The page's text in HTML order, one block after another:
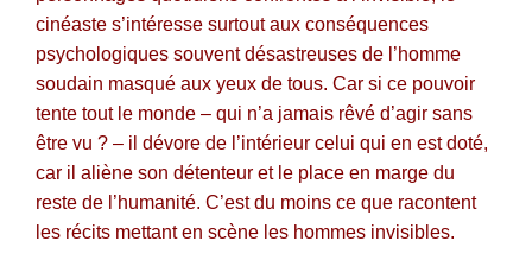
cinéaste s’intéresse surtout aux conséquences
psychologiques souvent désastreuses de l’homme
soudain masqué aux yeux de tous. Car si ce pouvoir
tente tout le monde – qui n’a jamais rêvé d’agir sans
être vu ? – il dévore de l’intérieur celui qui en est doté,
car il aliène son détenteur et le place en marge du
reste de l’humanité. C’est du moins ce que racontent
les récits mettant en scène les hommes invisibles.